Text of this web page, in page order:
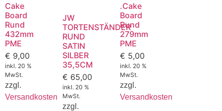
Cake
Board
Rund
432mm
PME
€ 9,00
inkl. 20 %
MwSt.
zzgl.
Versandkosten
JW
TORTENSTÄNDER
RUND
SATIN
SILBER
35,5CM
€ 65,00
inkl. 20 %
MwSt.
zzgl.
.Cake
Board
Rund
279mm
PME
€ 5,00
inkl. 20 %
MwSt.
zzgl.
Versandkosten